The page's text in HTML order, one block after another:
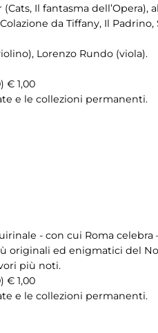
Il fantasma dell’Opera),
da Tiffany, Il Padrino,
Lorenzo Rundo (viola).
€ 1,00
e le collezioni permanenti.
- con cui Roma celebra
originali ed enigmatici del
più noti.
€ 1,00
e le collezioni permanenti.